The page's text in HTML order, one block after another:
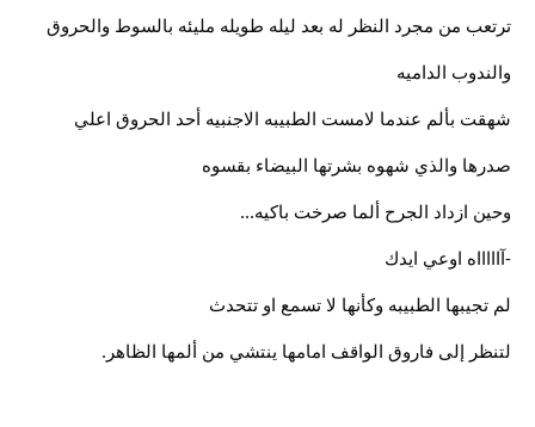
ترتعب من مجرد النظر له بعد ليله طويله مليئه بالسوط والحروق
والندوب الداميه
شهقت بألم عندما لامست الطبيبه الاجنبيه أحد الحروق اعلي
صدرها والذي شهوه بشرتها البيضاء بقسوه
وحين ازداد الجرح ألما صرخت باكيه...
-آاااااه اوعي ايدك
لم تجيبها الطبيبه وكأنها لا تسمع او تتحدث
لتنظر إلى فاروق الواقف امامها ينتشي من ألمها الظاهر.